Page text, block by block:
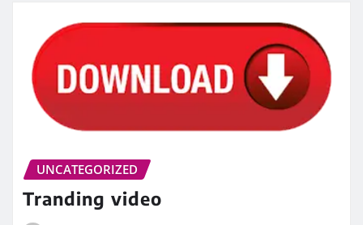
UNCATEGORIZED
Tranding video